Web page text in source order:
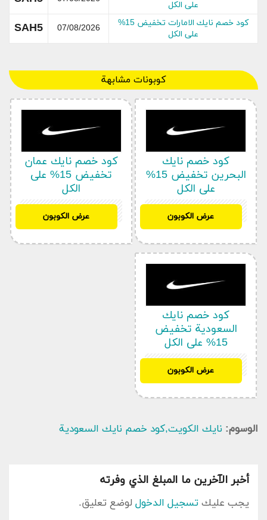
ملابس
أحذية
شنط
ركن الجمال
لوازم منزلية
المجموعة الرياضية
بريميوم
ماركات
تخفيضات
“هذه العروض و أكواد الخصم تعمل الشركة على اتاحتها
في الموقع نفسه أو في صفحاتها على مواقع سوشيال
ميديا .و تعمل بجمع هذه أكواد الخصم أول بأول لعرض
طلبك بأقل التكاليف .
الملابس الخاصة بالأطفال و الأولاد واصدارات الموسم
المقبل, إضافة إلى أقسام إضافية لاقت إعجاب الكثير
من محبيى الطلب مثل قسم الصفقات والمزيد بأسعار
على الكل
كود خصم نايك الامارات تخفيض 15%
على الكل
07/08/2026
SAH5
كوبونات مشابهة
كود خصم نايك
السعودية تخفيض
15% على الكل
عرض الكوبون
كود خصم نايك عمان
تخفيض 15% على
الكل
عرض الكوبون
كود خصم نايك
البحرين تخفيض 15%
على الكل
عرض الكوبون
الوسوم: نايك الكويت,كود خصم نايك السعودية
أخبر الآخرين ما المبلغ الذي وفرته
يجب عليك تسجيل الدخول لوضع تعليق.